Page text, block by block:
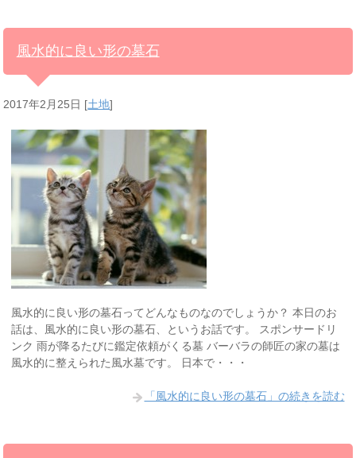
風水的に良い形の墓石
2017年2月25日 [土地]
風水的に良い形の墓石ってどんなものなのでしょうか？ 本日のお
話は、風水的に良い形の墓石、というお話です。 スポンサードリ
ンク 雨が降るたびに鑑定依頼がくる墓 バーバラの師匠の家の墓は
風水的に整えられた風水墓です。 日本で・・・
「風水的に良い形の墓石」の続きを読む